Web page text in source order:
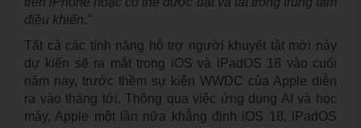
điều khiển."
Tất cả các tính năng hỗ trợ người khuyết tật mới này
dự kiến sẽ ra mắt trong iOS và iPadOS 18 vào cuối
năm nay, trước thềm sự kiện WWDC của Apple diễn
ra vào tháng tới. Thông qua việc ứng dụng AI và học
máy, Apple một lần nữa khẳng định iOS 18, iPadOS